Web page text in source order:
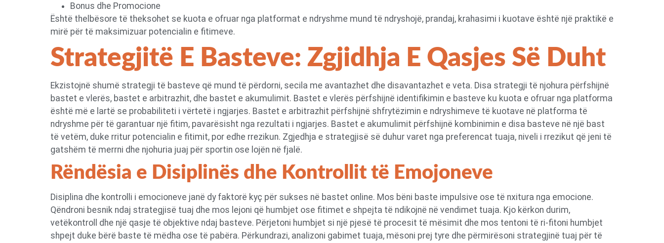
Bonus dhe Promocione
Është thelbësore të theksohet se kuota e ofruar nga platformat e ndryshme mund të ndryshojë, prandaj, krahasimi i kuotave është një praktikë e
mirë për të maksimizuar potencialin e fitimeve.
Strategjitë E Basteve: Zgjidhja E Qasjes Së Duht
Ekzistojnë shumë strategji të basteve që mund të përdorni, secila me avantazhet dhe disavantazhet e veta. Disa strategji të njohura përfshijnë
bastet e vlerës, bastet e arbitrazhit, dhe bastet e akumulimit. Bastet e vlerës përfshijnë identifikimin e basteve ku kuota e ofruar nga platforma
është më e lartë se probabiliteti i vërtetë i ngjarjes. Bastet e arbitrazhit përfshijnë shfrytëzimin e ndryshimeve të kuotave në platforma të
ndryshme për të garantuar një fitim, pavarësisht nga rezultati i ngjarjes. Bastet e akumulimit përfshijnë kombinimin e disa basteve në një bast
të vetëm, duke rritur potencialin e fitimit, por edhe rrezikun. Zgjedhja e strategjisë së duhur varet nga preferencat tuaja, niveli i rrezikut që jeni të
gatshëm të merrni dhe njohuria juaj për sportin ose lojën në fjalë.
Rëndësia e Disiplinës dhe Kontrollit të Emojoneve
Disiplina dhe kontrolli i emocioneve janë dy faktorë kyç për sukses në bastet online. Mos bëni baste impulsive ose të nxitura nga emocione.
Qëndroni besnik ndaj strategjisë tuaj dhe mos lejoni që humbjet ose fitimet e shpejta të ndikojnë në vendimet tuaja. Kjo kërkon durim,
vetëkontroll dhe një qasje të objektive ndaj basteve. Përjetoni humbjet si një pjesë të procesit të mësimit dhe mos tentoni të ri-fitoni humbjet
shpejt duke bërë baste të mëdha ose të pabëra. Përkundrazi, analizoni gabimet tuaja, mësoni prej tyre dhe përmirësoni strategjinë tuaj për të